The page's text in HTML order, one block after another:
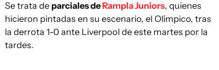
Se trata de parciales deRampla Juniors, quienes
hicieron pintadas en su escenario, el Olímpico, tras
la derrota 1-0 ante Liverpool de este martes por la
tardes.